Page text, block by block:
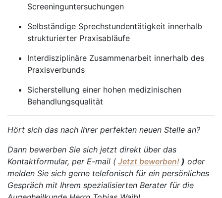
Screeninguntersuchungen
Selbständige Sprechstundentätigkeit innerhalb
strukturierter Praxisabläufe
Interdisziplinäre Zusammenarbeit innerhalb des
Praxisverbunds
Sicherstellung einer hohen medizinischen
Behandlungsqualität
Hört sich das nach Ihrer perfekten neuen Stelle an?
Dann bewerben Sie sich jetzt direkt über das
Kontaktformular, per E-mail ( Jetzt bewerben! ) oder
melden Sie sich gerne telefonisch für ein persönliches
Gespräch mit Ihrem spezialisierten Berater für die